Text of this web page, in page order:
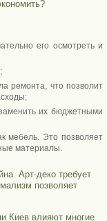
его осмотреть и
ремонта, что позволит
их бюджетными
мебель. Это позволяет
материалы.
Арт-деко требует
позволяет
Киев влияют многие